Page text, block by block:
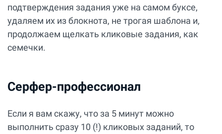
подтверждения задания уже на самом буксе,
удаляем их из блокнота, не трогая шаблона и,
продолжаем щелкать кликовые задания, как
семечки.
Серфер-профессионал
Если я вам скажу, что за 5 минут можно
выполнить сразу 10 (!) кликовых заданий, то